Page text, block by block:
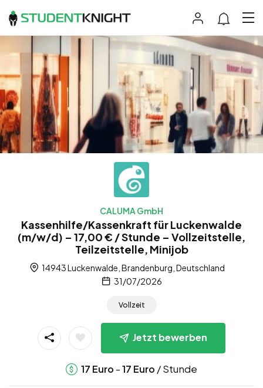
CALUMA GmbH
Kassenhilfe/Kassenkraft für Luckenwalde
(m/w/d) – 17,00 € / Stunde – Vollzeitstelle,
Teilzeitstelle, Minijob
14943 Luckenwalde, Brandenburg, Deutschland
31/07/2026
Vollzeit
Jetzt bewerben
17 Euro -17 Euro / Stunde